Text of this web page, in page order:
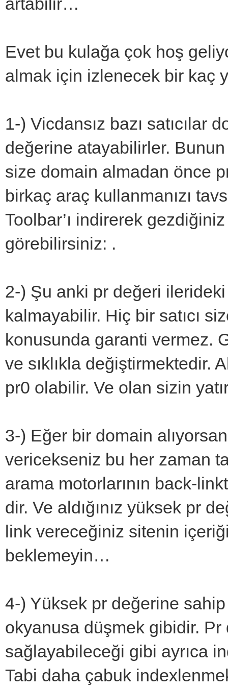
Evet bu kulağa çok hoş
almak için izlenecek bir kaç
1-) Vicdansız bazı
değerine atayabilirler. Bunun
size domain almadan önce
birkaç araç kullanmanızı
Toolbar’ı indirerek
görebilirsiniz: .
2-) Şu anki pr değeri
kalmayabilir. Hiç bir satıcı
konusunda garanti vermez.
ve sıklıkla değiştirmektedir.
pr0 olabilir. Ve olan sizin
3-) Eğer bir domain
vericekseniz bu her zaman
arama motorlarının back-
dir. Ve aldığınız yüksek pr
link vereceğiniz sitenin
beklemeyin…
4-) Yüksek pr değerine
okyanusa düşmek gibidir. Pr
sağlayabileceği gibi ayrıca
Tabi daha çabuk